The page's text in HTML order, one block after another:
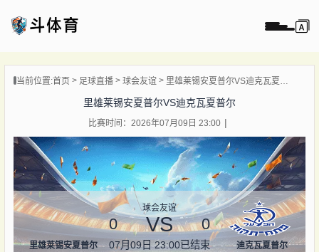
播
像
闻
当前位置:首页 足球直播 球会友谊 里雄莱锡安夏普尔VS迪克瓦夏普尔
里雄莱锡安夏普尔VS迪克瓦夏普尔
比赛时间：2026年07月09日 23:00
里雄莱锡安夏普尔
球会友谊
0 VS 0
07月09日 23:00已结束 迪克瓦夏普尔